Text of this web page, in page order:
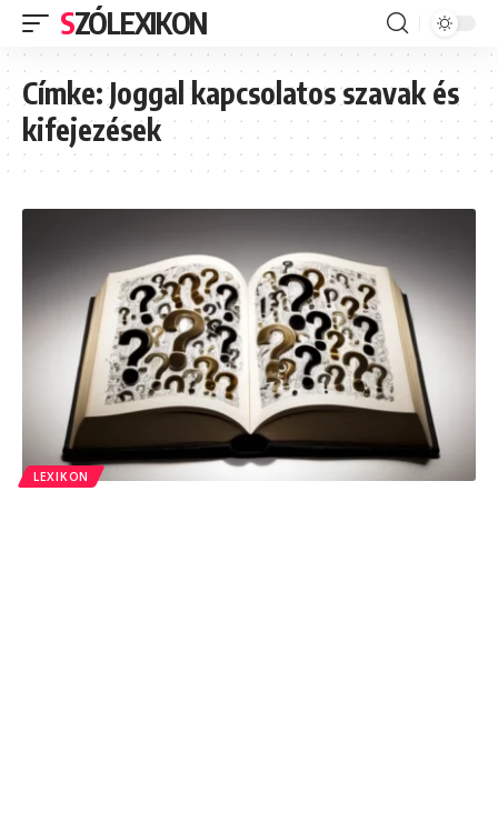
SZÓLEXIKON
Címke:Joggal kapcsolatos szavak és
kifejezések
LEXIKON